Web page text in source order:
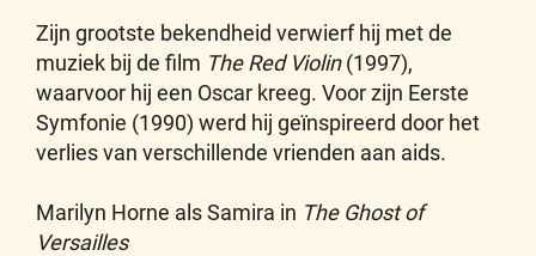
Zijn grootste bekendheid verwierf hij met de
muziek bij de film The Red Violin(1997),
waarvoor hij een Oscar kreeg. Voor zijn Eerste
Symfonie (1990) werd hij geïnspireerd door het
verlies van verschillende vrienden aan aids.
Marilyn Horne als Samira in The Ghost of
Versailles